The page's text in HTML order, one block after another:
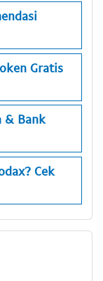
Gratis
& Bank
Cek